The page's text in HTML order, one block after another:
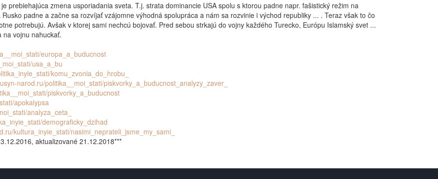
prebiehajúca zmena usporiadania sveta. T.j. strata dominancie USA spolu s ktorou padne napr. fašistický režim na
padne a začne sa rozvíjať vzájomne výhodná spolupráca a nám sa rozvinie i východ republiky ... . Teraz však to čo
potrebujú. Avšak v ktorej sami nechcú bojovať. Pred sebou strkajú do vojny každého Turecko, Európu Islamský svet ...
na vojnu nahuckať.
europa_a_buducnost
usa_a_bu
komu_zvonia_do_hrobu_
narod.ru/politika__moi_stati/piskvorky_a_buducnost_analyzy_zaver_
piskvorky_a_buducnost
apokalypsa
analyza_ceta_
demograficky_dzihad
kultura_inyie_stati/nasimi_neprateli_jsme_my_sami_
aktualizované 21.12.2018***